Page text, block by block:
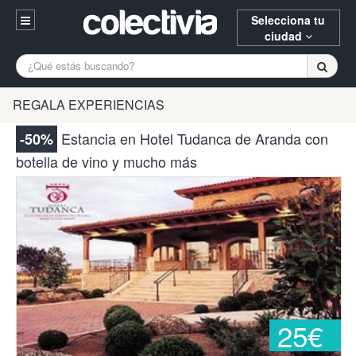
Selecciona tu
ciudad
Entrar
94 652 38 15 (L-V 10:30-15:00)
¿Necesitas ayuda? Escríbenos
A Coruña Alicante
Bilbao Burgos Donostia
Gijón Huesca
Madrid Palencia
Pamplona Santander Tarragona
Valencia Vitoria Zaragoza
REGALA EXPERIENCIAS
-50% Estancia en Hotel Tudanca de Aranda con
botella de vino y mucho más
25€